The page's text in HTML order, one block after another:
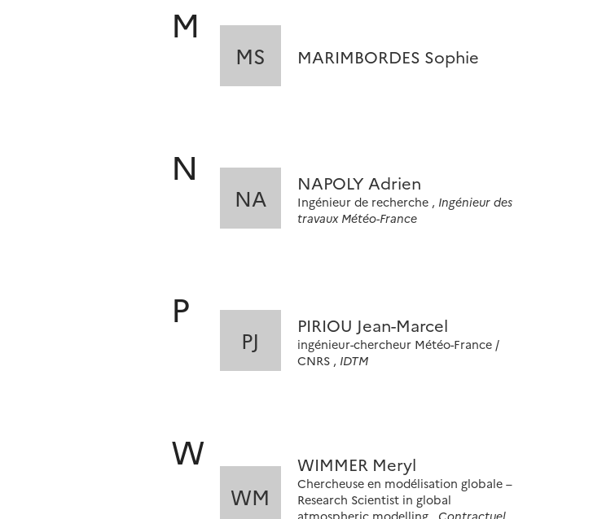
M
MS MARIMBORDES Sophie
N
NA
NAPOLY Adrien
Ingénieur de recherche , Ingénieur des
travaux Météo-France
P
PJ
PIRIOU Jean-Marcel
ingénieur-chercheur Météo-France /
CNRS , IDTM
W
WM
WIMMER Meryl
Chercheuse en modélisation globale –
Research Scientist in global